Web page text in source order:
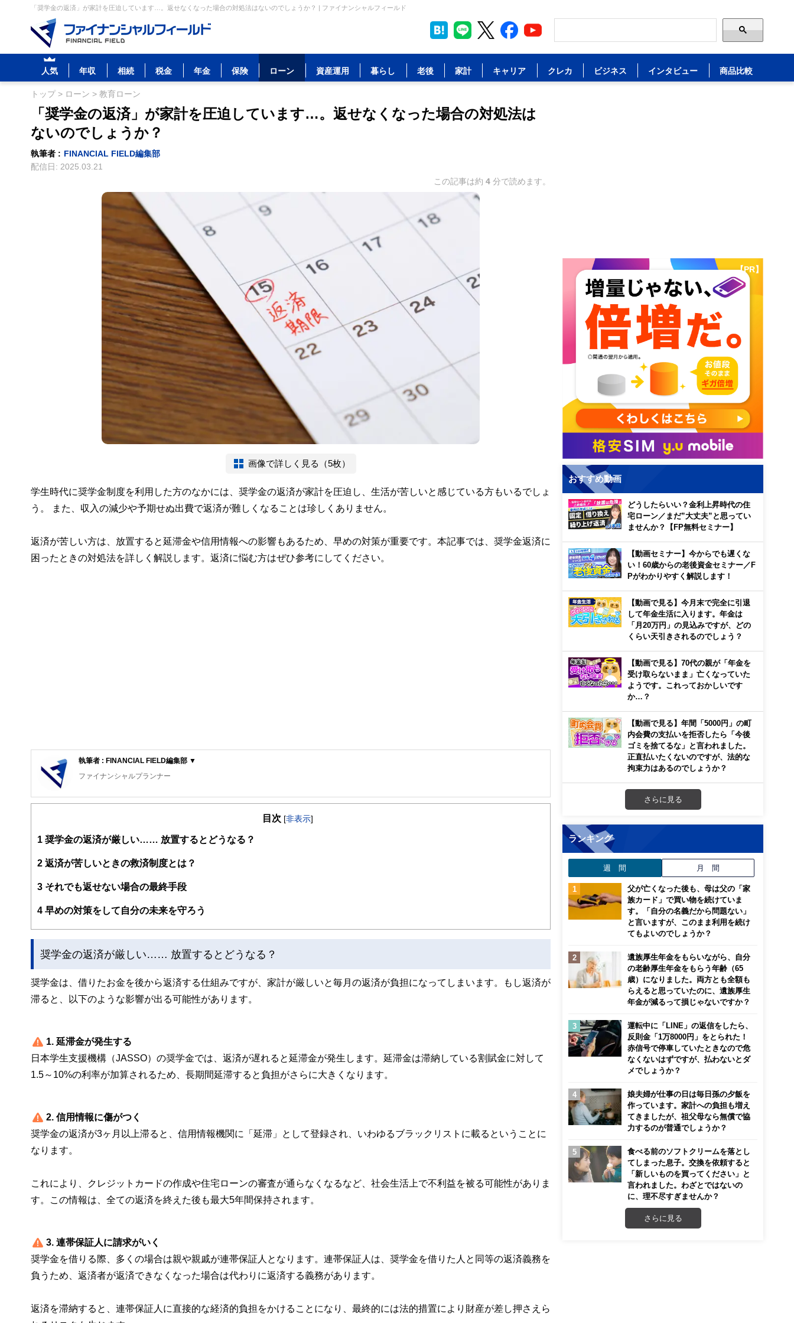
「奨学金の返済」が家計を圧迫しています…。返せなくなった場合の対処法はないのでしょうか？ | ファイナンシャルフィールド
人気 年収 相続 税金 年金 保険 ローン 資産運用 暮らし 老後 家計 キャリア クレカ ビジネス インタビュー 商品比較
トップ> ローン > 教育ローン
「奨学金の返済」が家計を圧迫しています…。返せなくなった場合の対処法は
ないのでしょうか？
執筆者 : FINANCIAL FIELD編集部
配信日: 2025.03.21
この記事は約 4 分で読めます。
画像で詳しく見る（5枚）
学生時代に奨学金制度を利用した方のなかには、奨学金の返済が家計を圧迫し、生活が苦しいと感じている方もいるでしょ
う。 また、収入の減少や予期せぬ出費で返済が難しくなることは珍しくありません。
返済が苦しい方は、放置すると延滞金や信用情報への影響もあるため、早めの対策が重要です。本記事では、奨学金返済に
困ったときの対処法を詳しく解説します。返済に悩む方はぜひ参考にしてください。
執筆者 : FINANCIAL FIELD編集部 ▼
ファイナンシャルプランナー
FinancialField編集部は、金融、経済に関する記事を、日々の暮らしにどのような影響を与えるかという視点で、お金の知識がない方でも理解でき
案から記事掲載まですべての工程に関わることで、読者目線のコンテンツを追求しています。
FinancialFieldの特徴は、ファイナンシャルプランナー、弁護士、税理士、宅地建物取引士、相続診断士、住宅ローンアドバイザー、DCプランナ
ー、公認会計士、社会保険労務士、行政書士、投資アナリスト、キャリアコンサルタントなど150名以上の有資格者を執筆者・監修者として迎
と、読み応えのあるコンテンツと確かな情報発信を実現しています。
私たちは、快適でより良い生活のアイデアを提供するお金のコンシェルジュを目指します。
目次 [非表示]
1 奨学金の返済が厳しい…… 放置するとどうなる？
2 返済が苦しいときの救済制度とは？
3 それでも返せない場合の最終手段
4 早めの対策をして自分の未来を守ろう
奨学金の返済が厳しい…… 放置するとどうなる？
奨学金は、借りたお金を後から返済する仕組みですが、家計が厳しいと毎月の返済が負担になってしまいます。もし返済が
滞ると、以下のような影響が出る可能性があります。
1. 延滞金が発生する
日本学生支援機構（JASSO）の奨学金では、返済が遅れると延滞金が発生します。延滞金は滞納している割賦金に対して
1.5～10%の利率が加算されるため、長期間延滞すると負担がさらに大きくなります。
2. 信用情報に傷がつく
奨学金の返済が3ヶ月以上滞ると、信用情報機関に「延滞」として登録され、いわゆるブラックリストに載るということに
なります。
これにより、クレジットカードの作成や住宅ローンの審査が通らなくなるなど、社会生活上で不利益を被る可能性がありま
す。この情報は、全ての返済を終えた後も最大5年間保持されます。
3. 連帯保証人に請求がいく
奨学金を借りる際、多くの場合は親や親戚が連帯保証人となります。連帯保証人は、奨学金を借りた人と同等の返済義務を
負うため、返済者が返済できなくなった場合は代わりに返済する義務があります。
返済を滞納すると、連帯保証人に直接的な経済的負担をかけることになり、最終的には法的措置により財産が差し押さえら
【PR】
おすすめ動画
どうしたらいい？金利上昇時代の住
宅ローン／まだ”大丈夫”と思ってい
ませんか？【FP無料セミナー】
【動画セミナー】今からでも遅くな
い！60歳からの老後資金セミナー／F
Pがわかりやすく解説します！
【動画で見る】今月末で完全に引退
して年金生活に入ります。年金は
「月20万円」の見込みですが、どの
くらい天引きされるのでしょう？
【動画で見る】70代の親が「年金を
受け取らないまま」亡くなっていた
ようです。これっておかしいです
か…？
【動画で見る】年間「5000円」の町
内会費の支払いを拒否したら「今後
ゴミを捨てるな」と言われました。
正直払いたくないのですが、法的な
拘束力はあるのでしょうか？
さらに見る
ランキング
週 間 月 間
父が亡くなった後も、母は父の「家
族カード」で買い物を続けていま
す。「自分の名義だから問題ない」
と言いますが、このまま利用を続け
てもよいのでしょうか？
遺族厚生年金をもらいながら、自分
の老齢厚生年金をもらう年齢（65
歳）になりました。両方とも全額も
らえると思っていたのに、遺族厚生
年金が減るって損じゃないですか？
運転中に「LINE」の返信をしたら、
反則金「1万8000円」をとられた！
赤信号で停車していたときなので危
なくないはずですが、払わないとダ
メでしょうか？
娘夫婦が仕事の日は毎日孫の夕飯を
作っています。家計への負担も増え
てきましたが、祖父母なら無償で協
力するのが普通でしょうか？
食べる前のソフトクリームを落とし
てしまった息子。交換を依頼すると
「新しいものを買ってください」と
言われました。わざとではないの
に、理不尽すぎませんか？
さらに見る